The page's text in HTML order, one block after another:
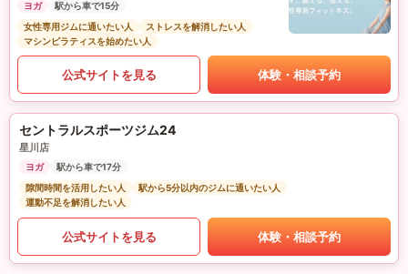
ヨガ
駅から車で15分
女性専用ジムに通いたい人
ストレスを解消したい人
マシンピラティスを始めたい人
公式サイトを見る 体験・相談予約
セントラルスポーツジム24
星川店
ヨガ
駅から車で17分
隙間時間を活用したい人
駅から5分以内のジムに通いたい人
運動不足を解消したい人
公式サイトを見る 体験・相談予約